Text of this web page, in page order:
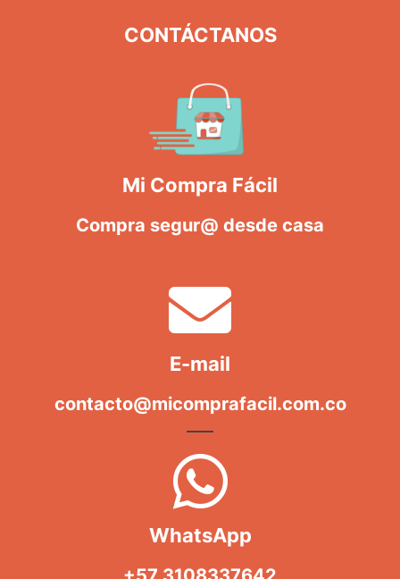
CONTÁCTANOS
Mi Compra Fácil
Compra segur@ desde casa
E-mail
contacto@micomprafacil.com.co
WhatsApp